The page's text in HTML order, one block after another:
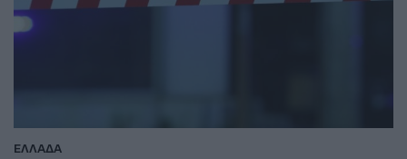
ΕΛΛΑΔΑ